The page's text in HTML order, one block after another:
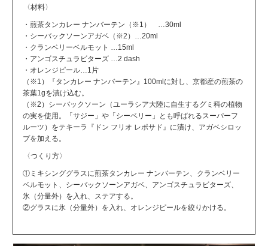
〈材料〉
・煎茶タンカレー ナンバーテン（※1） …30ml
・シーバックソーンアガベ（※2）…20ml
・クランベリーベルモット …15ml
・アンゴスチュラビターズ …2 dash
・オレンジピール…1片
（※1）『タンカレー ナンバーテン』100mlに対し、京都産の煎茶の
茶葉1gを漬け込む。
（※2）シーバックソーン（ユーラシア大陸に自生するグミ科の植物
の実を使用。「サジー」や「シーベリー」とも呼ばれるスーパーフ
ルーツ）をテキーラ『ドン フリオ レポサド』に漬け、アガベシロッ
プを加える。
〈つくり方〉
①ミキシンググラスに煎茶タンカレー ナンバーテン、クランベリー
ベルモット、シーバックソーンアガベ、アンゴスチュラビターズ、
氷（分量外）を入れ、ステアする。
②グラスに氷（分量外）を入れ、オレンジピールを絞りかける。